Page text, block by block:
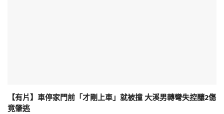
【有片】車停家門前「才剛上車」就被撞 大溪男轉彎失控釀2傷
竟肇逃